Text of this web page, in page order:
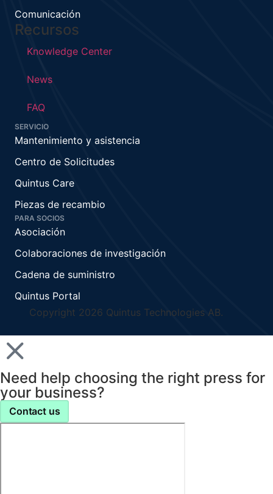
Comunicación
Recursos
Knowledge Center
News
FAQ
SERVICIO
Mantenimiento y asistencia
Centro de Solicitudes
Quintus Care
Piezas de recambio
PARA SOCIOS
Asociación
Colaboraciones de investigación
Cadena de suministro
Quintus Portal
Copyright 2026 Quintus Technologies AB.
Need help choosing the right press for
your business?
Contact us